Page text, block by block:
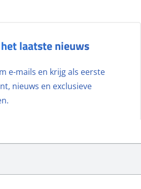
laatste nieuws
e-mails en krijg als eerste
nieuws en exclusieve